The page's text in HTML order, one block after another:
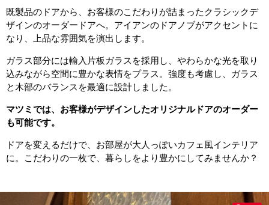
既製品のドアから、お客様のこだわりが詰まったクラシックデ
ザインのオーダードアへ。アイアンのドアノブがアクセントに
なり、上品な雰囲気を演出します。
ガラス部分には輸入片板ガラスを採用し、やわらかな光を取り
込みながら空間に豊かな表情をプラス。強度も考慮し、ガラス
と木部のバランスを最適に設計しました。
マツミでは、お客様がデザインしたオリジナルドアのオーダー
も可能です。
ドアを変えるだけで、お部屋が大人っぽいカフェ風インテリア
に。こだわりの一枚で、暮らしをより豊かにしてみませんか？